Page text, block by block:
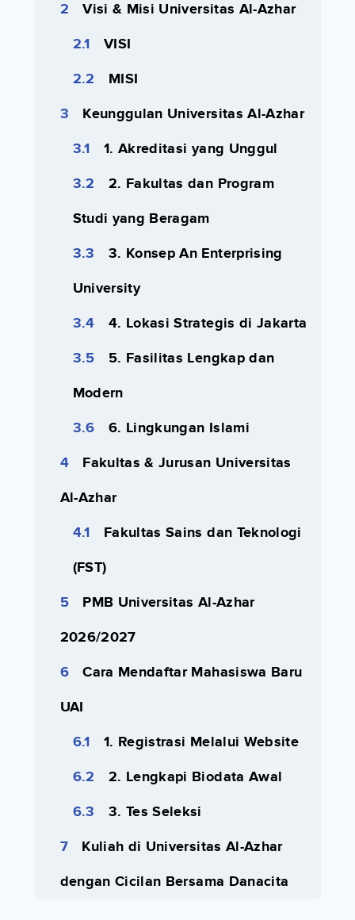
Visi & Misi Universitas Al-Azhar
VISI
MISI
Keunggulan Universitas Al-Azhar
1. Akreditasi yang Unggul
2. Fakultas dan Program
Studi yang Beragam
3. Konsep An Enterprising
University
4. Lokasi Strategis di Jakarta
5. Fasilitas Lengkap dan
Modern
6. Lingkungan Islami
Fakultas & Jurusan Universitas
Al-Azhar
Fakultas Sains dan Teknologi
(FST)
PMB Universitas Al-Azhar
2026/2027
Cara Mendaftar Mahasiswa Baru
UAI
1. Registrasi Melalui Website
2. Lengkapi Biodata Awal
3. Tes Seleksi
Kuliah di Universitas Al-Azhar
dengan Cicilan Bersama Danacita